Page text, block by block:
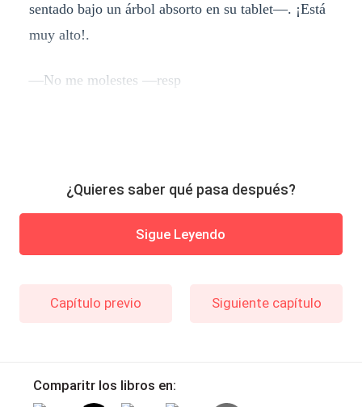
sentado bajo un árbol absorto en su tablet—. ¡Está
muy alto!.
—No me molestes —resp
¿Quieres saber qué pasa después?
Sigue Leyendo
Capítulo previo Siguiente capítulo
Comparitr los libros en: